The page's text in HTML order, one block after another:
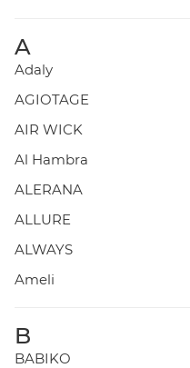
A
Adaly
AGIOTAGE
AIR WICK
Al Hambra
ALERANA
ALLURE
ALWAYS
Ameli
B
BABIKO